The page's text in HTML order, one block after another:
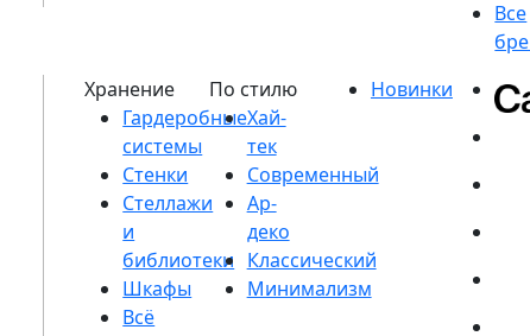
Гардеробные
системы
Стенки
Стеллажи
и
библиотеки
Шкафы